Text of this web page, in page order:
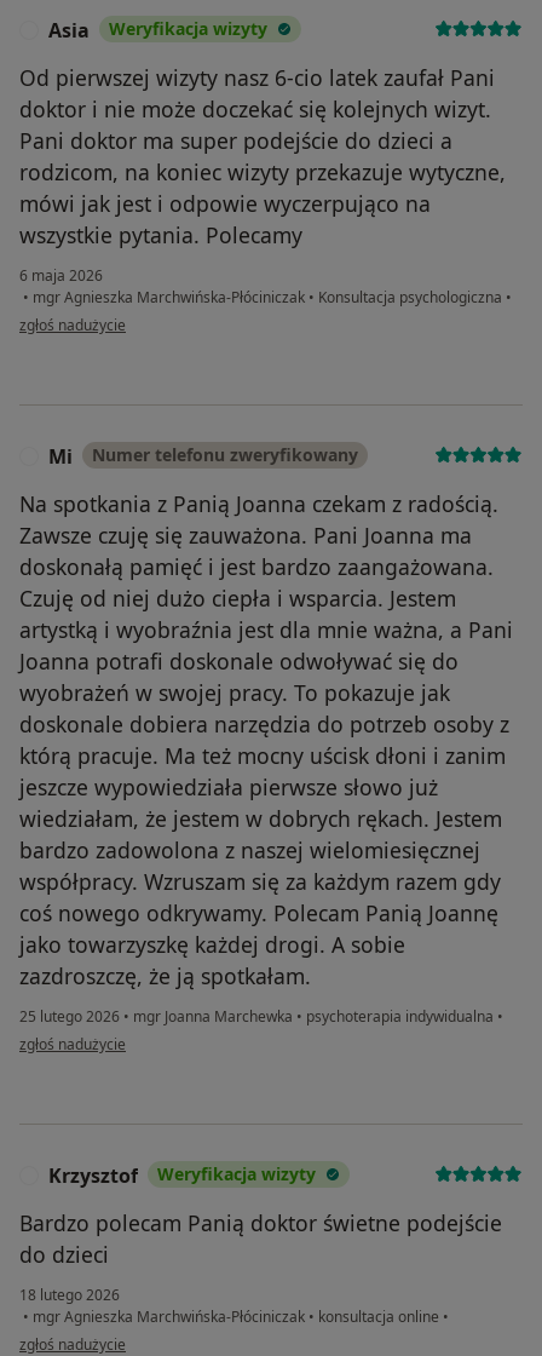
Asia Weryfikacja wizyty
Od pierwszej wizyty nasz 6-cio latek zaufał Pani
doktor i nie może doczekać się kolejnych wizyt.
Pani doktor ma super podejście do dzieci a
rodzicom, na koniec wizyty przekazuje wytyczne,
mówi jak jest i odpowie wyczerpująco na
wszystkie pytania. Polecamy
6 maja 2026
• mgr Agnieszka Marchwińska-Płóciniczak • Konsultacja psychologiczna •
w opinii użytkownika Asia
zgłoś nadużycie
Mi Numer telefonu zweryfikowany
Na spotkania z Panią Joanna czekam z radością.
Zawsze czuję się zauważona. Pani Joanna ma
doskonałą pamięć i jest bardzo zaangażowana.
Czuję od niej dużo ciepła i wsparcia. Jestem
artystką i wyobraźnia jest dla mnie ważna, a Pani
Joanna potrafi doskonale odwoływać się do
wyobrażeń w swojej pracy. To pokazuje jak
doskonale dobiera narzędzia do potrzeb osoby z
którą pracuje. Ma też mocny uścisk dłoni i zanim
jeszcze wypowiedziała pierwsze słowo już
wiedziałam, że jestem w dobrych rękach. Jestem
bardzo zadowolona z naszej wielomiesięcznej
współpracy. Wzruszam się za każdym razem gdy
coś nowego odkrywamy. Polecam Panią Joannę
jako towarzyszkę każdej drogi. A sobie
zazdroszczę, że ją spotkałam.
25 lutego 2026 • mgr Joanna Marchewka • psychoterapia indywidualna •
w opinii użytkownika Mi
zgłoś nadużycie
Krzysztof Weryfikacja wizyty
Bardzo polecam Panią doktor świetne podejście
do dzieci
18 lutego 2026
• mgr Agnieszka Marchwińska-Płóciniczak • konsultacja online •
w opinii użytkownika Krzysztof
zgłoś nadużycie